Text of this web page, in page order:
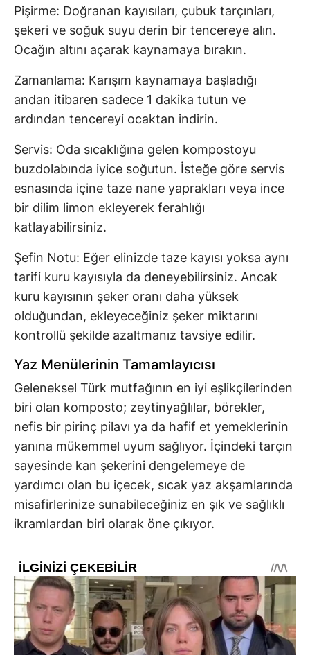
Pişirme: Doğranan kayısıları, çubuk tarçınları,
şekeri ve soğuk suyu derin bir tencereye alın.
Ocağın altını açarak kaynamaya bırakın.
Zamanlama: Karışım kaynamaya başladığı
andan itibaren sadece 1 dakika tutun ve
ardından tencereyi ocaktan indirin.
Servis: Oda sıcaklığına gelen kompostoyu
buzdolabında iyice soğutun. İsteğe göre servis
esnasında içine taze nane yaprakları veya ince
bir dilim limon ekleyerek ferahlığı
katlayabilirsiniz.
Şefin Notu: Eğer elinizde taze kayısı yoksa aynı
tarifi kuru kayısıyla da deneyebilirsiniz. Ancak
kuru kayısının şeker oranı daha yüksek
olduğundan, ekleyeceğiniz şeker miktarını
kontrollü şekilde azaltmanız tavsiye edilir.
Yaz Menülerinin Tamamlayıcısı
Geleneksel Türk mutfağının en iyi eşlikçilerinden
biri olan komposto; zeytinyağlılar, börekler,
nefis bir pirinç pilavı ya da hafif et yemeklerinin
yanına mükemmel uyum sağlıyor. İçindeki tarçın
sayesinde kan şekerini dengelemeye de
yardımcı olan bu içecek, sıcak yaz akşamlarında
misafirlerinize sunabileceğiniz en şık ve sağlıklı
ikramlardan biri olarak öne çıkıyor.